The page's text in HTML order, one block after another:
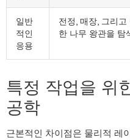
일반
적인
응용
전정, 매장, 그리고
한 나무 왕관을 탐
특정 작업을 위
공학
근본적인 차이점은 물리적 레